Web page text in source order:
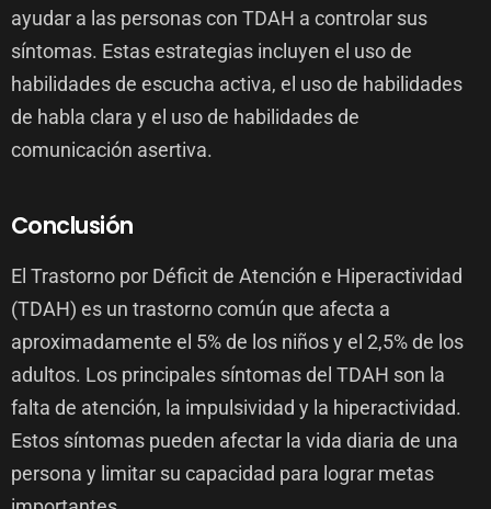
ayudar a las personas con TDAH a controlar sus
síntomas. Estas estrategias incluyen el uso de
habilidades de escucha activa, el uso de habilidades
de habla clara y el uso de habilidades de
comunicación asertiva.
Conclusión
El Trastorno por Déficit de Atención e Hiperactividad
(TDAH) es un trastorno común que afecta a
aproximadamente el 5% de los niños y el 2,5% de los
adultos. Los principales síntomas del TDAH son la
falta de atención, la impulsividad y la hiperactividad.
Estos síntomas pueden afectar la vida diaria de una
persona y limitar su capacidad para lograr metas